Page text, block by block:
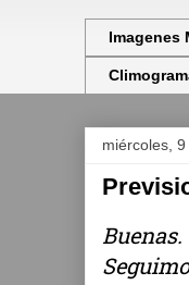
Imagenes
miércoles,
Buenas.